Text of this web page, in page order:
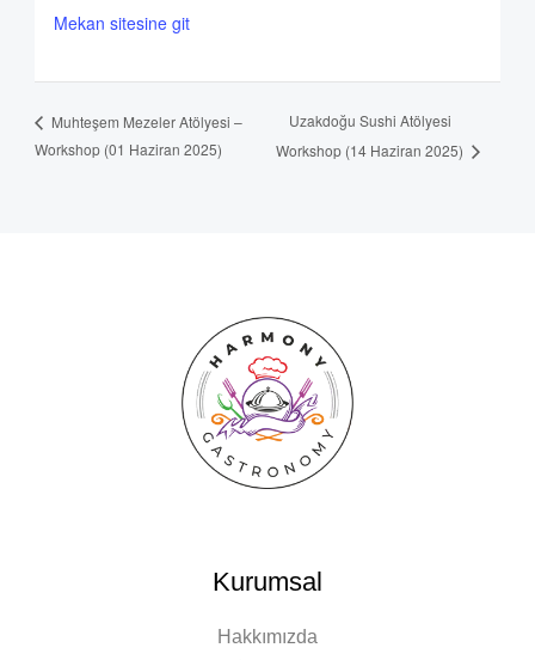
Mekan sitesine git
Muhteşem Mezeler Atölyesi –
Workshop (01 Haziran 2025)
Uzakdoğu Sushi Atölyesi
Workshop (14 Haziran 2025)
Kurumsal
Hakkımızda